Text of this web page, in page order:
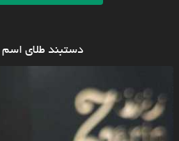
دستبند طلای اسم Gideon